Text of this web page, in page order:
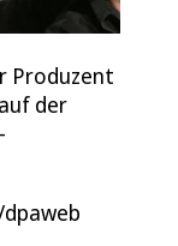
Produzent
der